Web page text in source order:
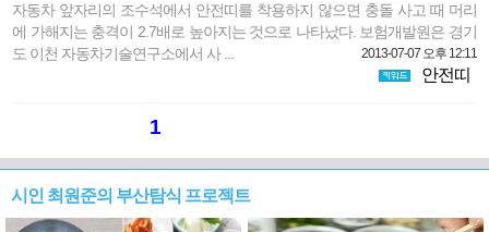
자동차 앞자리의 조수석에서 안전띠를 착용하지 않으면 충돌 사고 때 머리
에 가해지는 충격이 2.7배로 높아지는 것으로 나타났다. 보험개발원은 경기
도 이천 자동차기술연구소에서 사 ...
2013-07-07 오후 12:11
안전띠
1
시인 최원준의 부산탐식 프로젝트